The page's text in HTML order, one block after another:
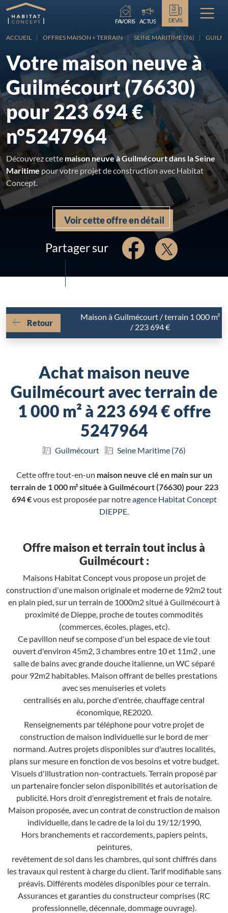
Chargement...
FAVORIS
ACTUS DEVIS
ACCUEIL OFFRES MAISON + TERRAIN SEINE MARITIME (76)
Votre maison neuve à
Guilmécourt (76630)
pour 223 694 €
n°5247964
Découvrez cettemaison neuve à Guilmécourt dans la Seine
Maritime pour votre projet de construction avec Habitat
Concept.
Voir cette offre en détail
Partager sur
Retour
Maison à Guilmécourt / terrain 1 000 m²
/ 223 694 €
Achat maison neuve
Guilmécourt avec terrain de
1 000 m² à 223 694 € offre
5247964
Guilmécourt Seine Maritime (76)
Cette offre tout-en-un maison neuve clé en main sur un
terrain de 1 000 m² située à Guilmécourt (76630) pour 223
694 €vous est proposée par notreagence Habitat Concept
DIEPPE.
Offre maison et terrain tout inclus à
Guilmécourt :
Maisons Habitat Concept vous propose un projet de
construction d'une maison originale et moderne de 92m2 tout
en plain pied, sur un terrain de 1000m2 situé à Guilmécourt à
proximité de Dieppe, proche de toutes commodités
(commerces, écoles, plages, etc).
Ce pavillon neuf se compose d'un bel espace de vie tout
ouvert d'environ 45m2, 3 chambres entre 10 et 11m2 , une
salle de bains avec grande douche italienne, un WC séparé
pour 92m2 habitables. Maison offrant de belles prestations
avec ses menuiseries et volets
centralisés en alu, porche d'entrée, chauffage central
économique, RE2020.
Renseignements par téléphone pour votre projet de
construction de maison individuelle sur le bord de mer
normand. Autres projets disponibles sur d'autres localités,
plans sur mesure en fonction de vos besoins et votre budget.
Visuels d'illustration non-contractuels. Terrain proposé par
un partenaire foncier selon disponibilités et autorisation de
publicité. Hors droit d'enregistrement et frais de notaire.
Maison proposée, avec un contrat de construction de maison
individuelle, dans le cadre de la loi du 19/12/1990,
Hors branchements et raccordements, papiers peints,
peintures,
revêtement de sol dans les chambres, qui sont chiffrés dans
les travaux qui restent à charge du client. Tarif modifiable sans
préavis. Différents modèles disponibles pour ce terrain.
Assurances et garanties du constructeur comprises (RC
professionnelle, décennale, dommage ouvrage).